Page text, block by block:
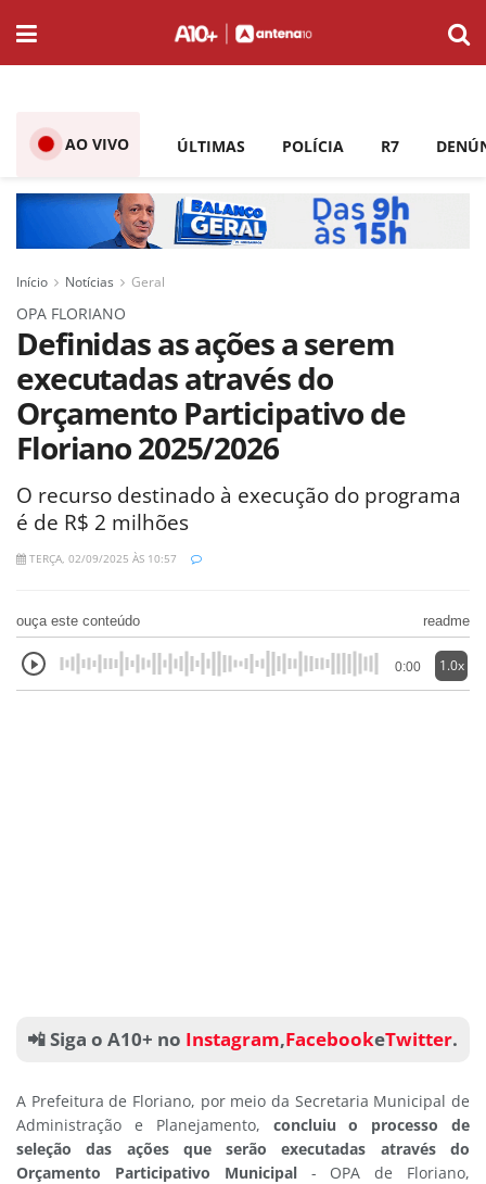
AO VIVO ÚLTIMAS POLÍCIA R7
Início Notícias Geral
OPA FLORIANO
Definidas as ações a serem
executadas através do
Orçamento Participativo de
Floriano 2025/2026
O recurso destinado à execução do programa
é de R$ 2 milhões
TERÇA, 02/09/2025 ÀS 10:57
ouça este conteúdo readme
0:00 1.0x
📲 Siga o A10+ no Instagram,FacebookeTwitter.
A Prefeitura de Floriano, por meio da Secretaria Municipal de
Administração e Planejamento, concluiu o processo de
seleção das ações que serão executadas através do
Orçamento Participativo Municipal- OPA de Floriano,